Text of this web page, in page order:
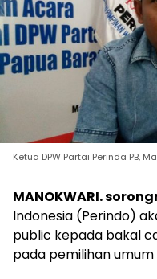
Ketua DPW Partai Perinda PB,
MANOKWARI.
Indonesia (Perindo)
public kepada bakal
pada pemilihan